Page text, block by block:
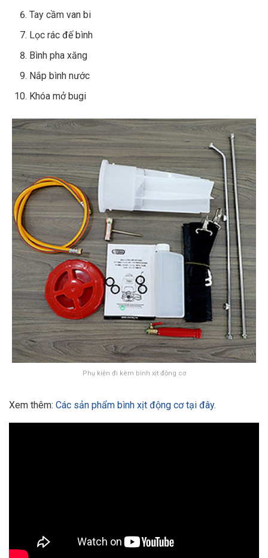
Tay cầm van bi
Lọc rác đế bình
Bình pha xăng
Nắp bình nước
Khóa mở bugi
Phụ kiện đi kèm bình xịt động cơ
Xem thêm: Các sản phẩm bình xịt động cơ tại đây.